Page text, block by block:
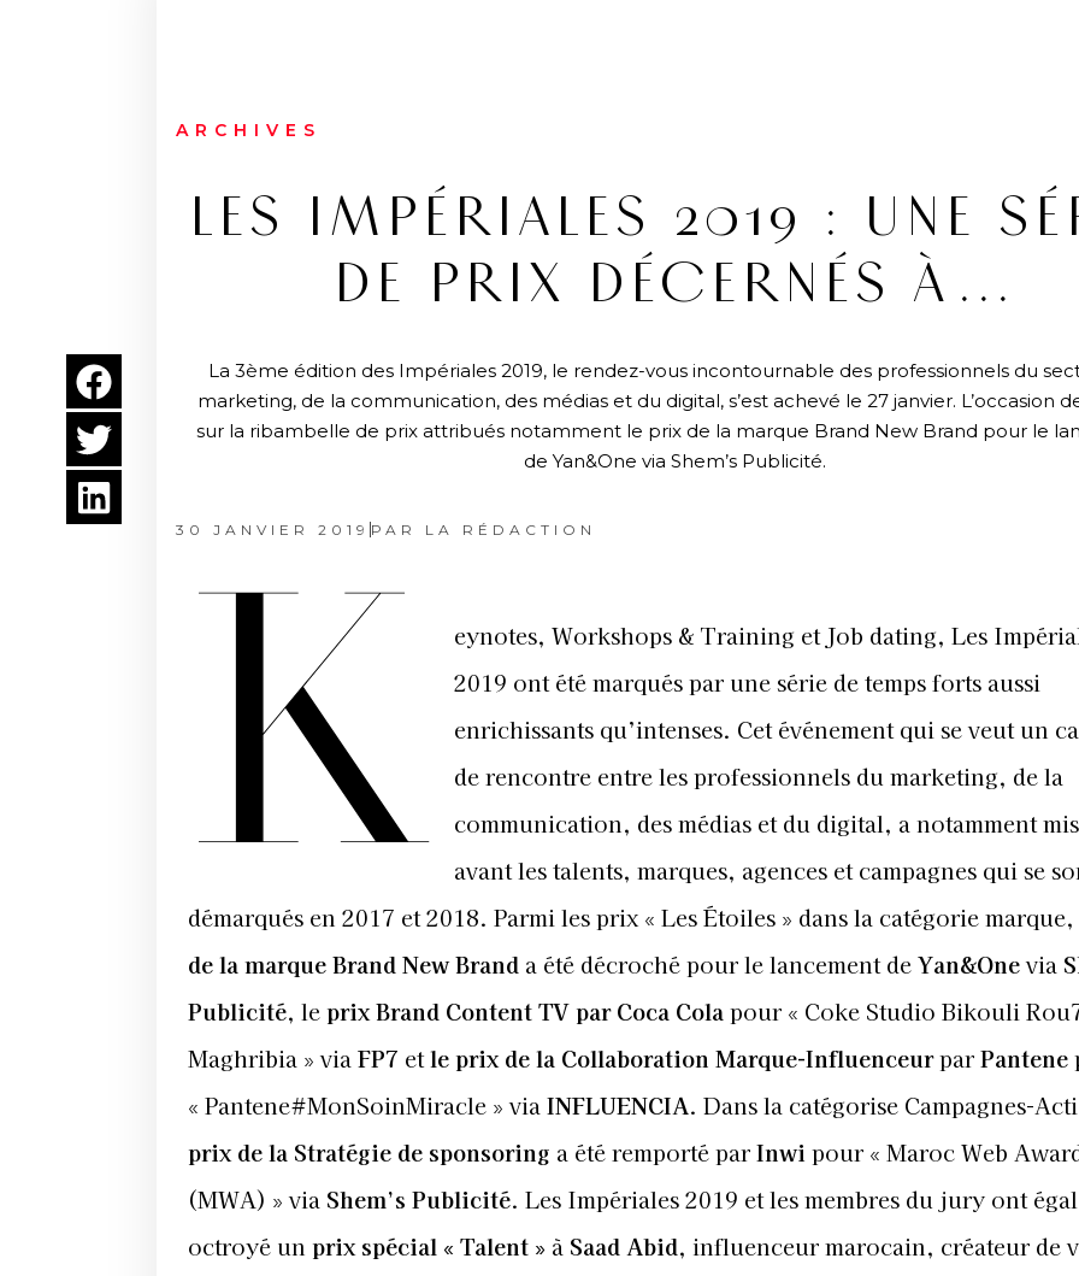
ARCHIVES
LES IMPÉRIALES 2019 : UNE
DE PRIX DÉCERNÉS À…
La 3ème édition des Impériales 2019, le rendez-vous incontournable des professionnels du
marketing, de la communication, des médias et du digital, s’est achevé le 27 janvier. L’occasion
sur la ribambelle de prix attribués notamment le prix de la marque Brand New Brand pour le
de Yan&One via Shem’s Publicité.
30 JANVIER 2019 PAR LA RÉDACTION
K
eynotes, Workshops & Training et Job dating, Les
2019 ont été marqués par une série de temps forts aussi
enrichissants qu’intenses. Cet événement qui se veut un
de rencontre entre les professionnels du marketing, de la
communication, des médias et du digital, a notamment
avant les talents, marques, agences et campagnes qui se
démarqués en 2017 et 2018. Parmi les prix « Les Étoiles » dans la catégorie marque,
de la marque Brand New Brand a été décroché pour le lancement deYan&Onevia
Publicité, leprix Brand Content TV par Coca Cola pour « Coke Studio Bikouli
Maghribia » via FP7 etle prix de la Collaboration Marque-InfluenceurparPantene
« Pantene#MonSoinMiracle » via INFLUENCIA. Dans la catégorise Campagnes-
prix de la Stratégie de sponsoring a été remporté parInwi pour « Maroc Web
(MWA) » via Shem’s Publicité. Les Impériales 2019 et les membres du jury ont
octroyé un prix spécial « Talent » à Saad Abid, influenceur marocain, créateur de